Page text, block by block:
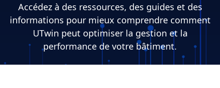
Accédez à des ressources, des guides et des
informations pour mieux comprendre comment
UTwin peut optimiser la gestion et la
performance de votre bâtiment.